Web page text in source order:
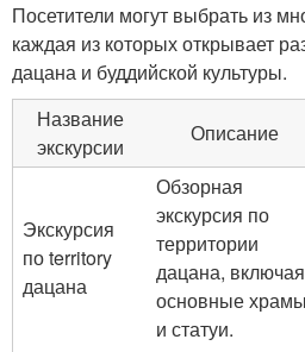
Посетители могут выбрать из
каждая из которых открывает
дацана и буддийской культуры.
Название
экскурсии
Описание
Экскурсия
по territory
дацана
Обзорная
экскурсия по
территории
дацана, включая
основные храмы
и статуи.